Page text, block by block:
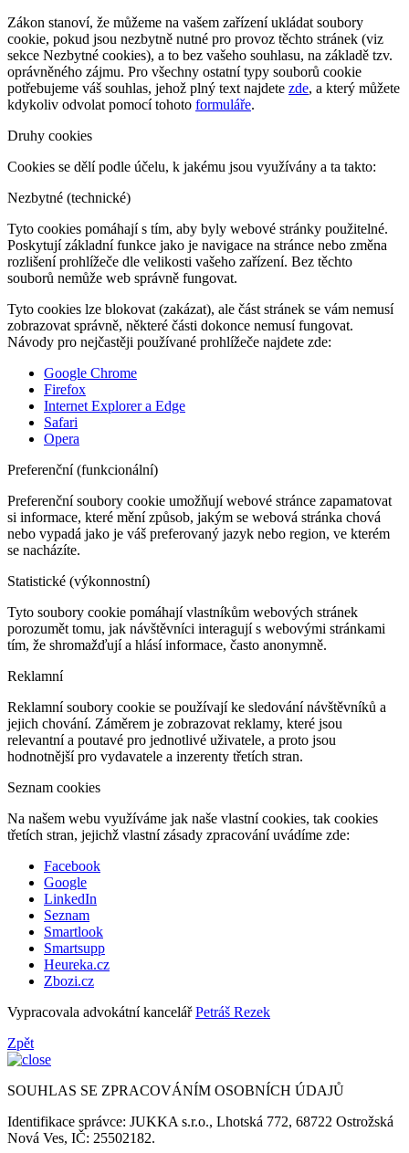
Zákon stanoví, že můžeme na vašem zařízení ukládat soubory
cookie, pokud jsou nezbytně nutné pro provoz těchto stránek (viz
sekce Nezbytné cookies), a to bez vašeho souhlasu, na základě tzv.
oprávněného zájmu. Pro všechny ostatní typy souborů cookie
potřebujeme váš souhlas, jehož plný text najdete zde, a který můžete
kdykoliv odvolat pomocí tohoto formuláře.
Druhy cookies
Cookies se dělí podle účelu, k jakému jsou využívány a ta takto:
Nezbytné (technické)
Tyto cookies pomáhají s tím, aby byly webové stránky použitelné.
Poskytují základní funkce jako je navigace na stránce nebo změna
rozlišení prohlížeče dle velikosti vašeho zařízení. Bez těchto
souborů nemůže web správně fungovat.
Tyto cookies lze blokovat (zakázat), ale část stránek se vám nemusí
zobrazovat správně, některé části dokonce nemusí fungovat.
Návody pro nejčastěji používané prohlížeče najdete zde:
Google Chrome
Firefox
Internet Explorer a Edge
Safari
Opera
Preferenční (funkcionální)
Preferenční soubory cookie umožňují webové stránce zapamatovat
si informace, které mění způsob, jakým se webová stránka chová
nebo vypadá jako je váš preferovaný jazyk nebo region, ve kterém
se nacházíte.
Statistické (výkonnostní)
Tyto soubory cookie pomáhají vlastníkům webových stránek
porozumět tomu, jak návštěvníci interagují s webovými stránkami
tím, že shromažďují a hlásí informace, často anonymně.
Reklamní
Reklamní soubory cookie se používají ke sledování návštěvníků a
jejich chování. Záměrem je zobrazovat reklamy, které jsou
relevantní a poutavé pro jednotlivé uživatele, a proto jsou
hodnotnější pro vydavatele a inzerenty třetích stran.
Seznam cookies
Na našem webu využíváme jak naše vlastní cookies, tak cookies
třetích stran, jejichž vlastní zásady zpracování uvádíme zde:
Facebook
Google
LinkedIn
Seznam
Smartlook
Smartsupp
Heureka.cz
Zbozi.cz
Vypracovala advokátní kancelářPetráš Rezek
Zpět
SOUHLAS SE ZPRACOVÁNÍM OSOBNÍCH ÚDAJŮ
Identifikace správce: JUKKA s.r.o., Lhotská 772, 68722 Ostrožská
Nová Ves, IČ: 25502182.